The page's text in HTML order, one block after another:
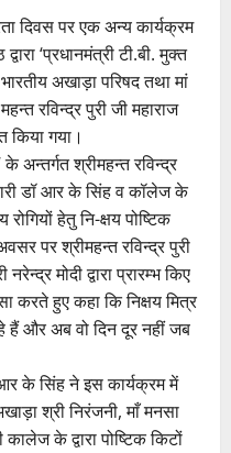
दिवस पर एक अन्य कार्यक्रम
‘प्रधानमंत्री टी.बी. मुक्त
अखाड़ा परिषद तथा मां
रविन्द्र पुरी जी महाराज
किया गया।
अन्तर्गत श्रीमहन्त रविन्द्र
डॉ आर के सिंह व कॉलेज के
रोगियों हेतु नि-क्षय पोष्टिक
पर श्रीमहन्त रविन्द्र पुरी
मोदी द्वारा प्रारम्भ किए
करते हुए कहा कि निक्षय मित्र
हैं और अब वो दिन दूर नहीं जब
आर के सिंह ने इस कार्यक्रम में
श्री निरंजनी, माँ मनसा
के द्वारा पोष्टिक किटों